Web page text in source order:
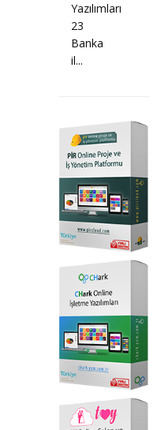
Yazılımları
23
Banka
il...